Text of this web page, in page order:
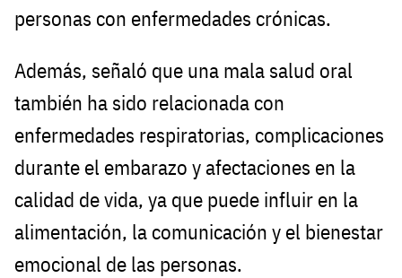
personas con enfermedades crónicas.
Además, señaló que una mala salud oral
también ha sido relacionada con
enfermedades respiratorias, complicaciones
durante el embarazo y afectaciones en la
calidad de vida, ya que puede influir en la
alimentación, la comunicación y el bienestar
emocional de las personas.